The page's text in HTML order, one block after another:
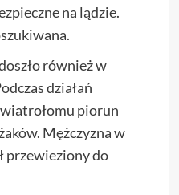
na lądzie.
również w
działań
piorun
Mężczyzna w
przewieziony do